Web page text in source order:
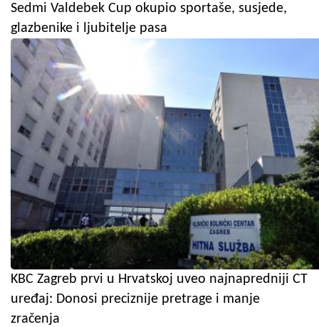
Sedmi Valdebek Cup okupio sportaše, susjede,
glazbenike i ljubitelje pasa
KBC Zagreb prvi u Hrvatskoj uveo najnapredniji CT
uređaj: Donosi preciznije pretrage i manje
zračenja